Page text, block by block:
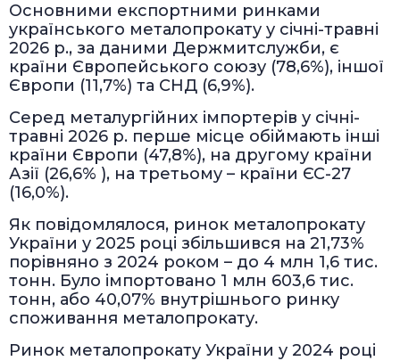
Основними експортними ринками
українського металопрокату у січні-травні
2026 р., за даними Держмитслужби, є
країни Європейського союзу (78,6%), іншої
Європи (11,7%) та СНД (6,9%).
Серед металургійних імпортерів у січні-
травні 2026 р. перше місце обіймають інші
країни Європи (47,8%), на другому країни
Азії (26,6% ), на третьому – країни ЄС-27
(16,0%).
Як повідомлялося, ринок металопрокату
України у 2025 році збільшився на 21,73%
порівняно з 2024 роком – до 4 млн 1,6 тис.
тонн. Було імпортовано 1 млн 603,6 тис.
тонн, або 40,07% внутрішнього ринку
споживання металопрокату.
Ринок металопрокату України у 2024 році